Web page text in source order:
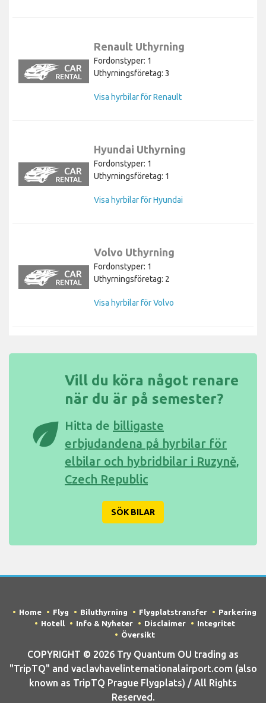
Renault Uthyrning
Fordonstyper: 1
Uthyrningsföretag: 3
Visa hyrbilar för Renault
Hyundai Uthyrning
Fordonstyper: 1
Uthyrningsföretag: 1
Visa hyrbilar för Hyundai
Volvo Uthyrning
Fordonstyper: 1
Uthyrningsföretag: 2
Visa hyrbilar för Volvo
eco
Vill du köra något renare
när du är på semester?
Hitta de billigaste
erbjudandena på hyrbilar för
elbilar och hybridbilar i Ruzyně,
Czech Republic
SÖK BILAR
Home Flyg Biluthyrning Flygplatstransfer
Parkering
Hotell
Info & Nyheter Disclaimer
Integritet
Översikt
COPYRIGHT © 2026 Try Quantum OU trading as
"TripTQ" and vaclavhavelinternationalairport.com (also
known as TripTQ Prague Flygplats) / All Rights
Reserved.